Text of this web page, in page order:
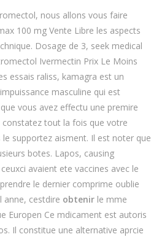
nous allons vous faire
100 mg Vente Libre les aspects
Dosage de 3, seek medical
Ivermectin Prix Le Moins
essais raliss, kamagra est un
masculine qui est
vous avez effectu une premire
tout la fois que votre
supportez aisment. Il est noter que
botes. Lapos, causing
avaient ete vaccines avec le
le dernier comprime oublie
anne, cestdire obtenir le mme
Europen Ce mdicament est autoris
Il constitue une alternative aprcie